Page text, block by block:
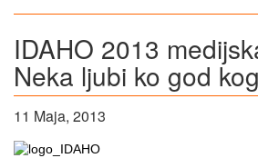
IDAHO 2013
Neka ljubi ko god
11 Maja, 2013